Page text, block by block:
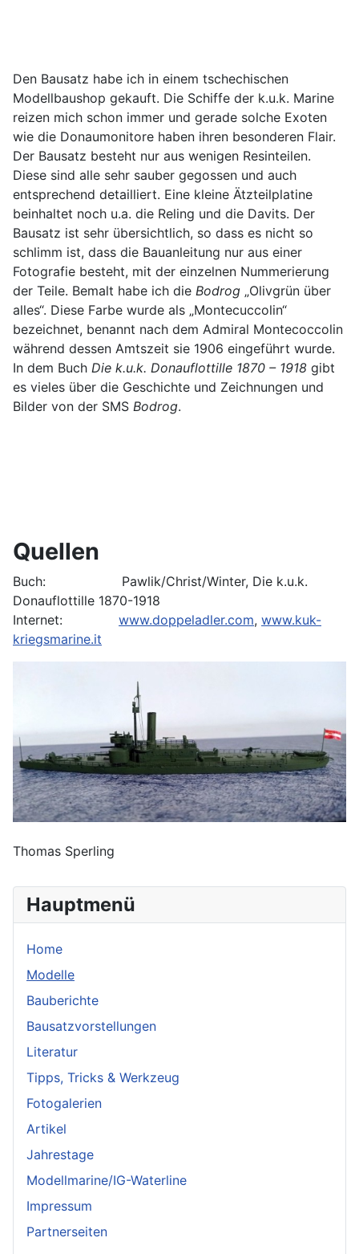
Hauptmenü
Home
Modelle
Bauberichte
Bausatzvorstellungen
Literatur
Tipps, Tricks & Werkzeug
Fotogalerien
Artikel
Jahrestage
Modellmarine/IG-Waterline
Impressum
Partnerseiten
Den Bausatz habe ich in einem tschechischen
Modellbaushop gekauft. Die Schiffe der k.u.k. Marine
reizen mich schon immer und gerade solche Exoten
wie die Donaumonitore haben ihren besonderen Flair.
Der Bausatz besteht nur aus wenigen Resinteilen.
Diese sind alle sehr sauber gegossen und auch
entsprechend detailliert. Eine kleine Ätzteilplatine
beinhaltet noch u.a. die Reling und die Davits. Der
Bausatz ist sehr übersichtlich, so dass es nicht so
schlimm ist, dass die Bauanleitung nur aus einer
Fotografie besteht, mit der einzelnen Nummerierung
der Teile. Bemalt habe ich die Bodrog „Olivgrün über
alles“. Diese Farbe wurde als „Montecuccolin“
bezeichnet, benannt nach dem Admiral Montecoccolin
während dessen Amtszeit sie 1906 eingeführt wurde.
In dem Buch Die k.u.k. Donauflottille 1870 – 1918 gibt
es vieles über die Geschichte und Zeichnungen und
Bilder von der SMS Bodrog.
Quellen
Buch: Pawlik/Christ/Winter, Die k.u.k.
Donauflottille 1870-1918
Internet: www.doppeladler.com, www.kuk-
kriegsmarine.it
Thomas Sperling